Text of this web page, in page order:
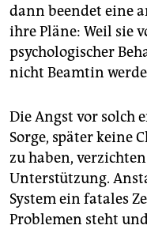
dann beendet eine
ihre Pläne: Weil sie
psychologischer
nicht Beamtin
Die Angst vor solch
Sorge, später keine
zu haben,
Unterstützung.
System ein fatales
Problemen steht